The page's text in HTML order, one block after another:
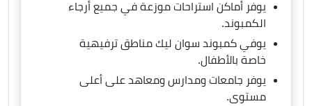
يوفر أماكن استراحات موزعة في جميع أرجاء
الكمبوند.
يوفي كمبوند سوان ليك مناطق ترفيهية
خاصة بالأطفال.
يوفر جامعات ومدارس ومعاهد على أعلى
مستوى.